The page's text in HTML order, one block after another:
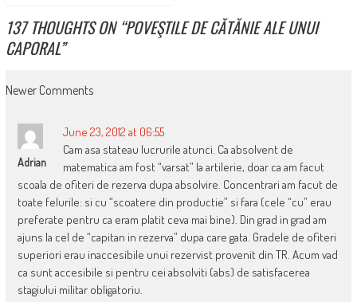
137 THOUGHTS ON “POVEŞTILE DE CĂTĂNIE ALE UNUI
CAPORAL”
COMMENT
NAVIGATION
Newer Comments
Adrian
June 23, 2012 at 06:55
Cam asa stateau lucrurile atunci. Ca absolvent de
matematica am fost “varsat” la artilerie, doar ca am facut
scoala de ofiteri de rezerva dupa absolvire. Concentrari am facut de
toate felurile: si cu “scoatere din productie” si fara (cele “cu” erau
preferate pentru ca eram platit ceva mai bine). Din grad in grad am
ajuns la cel de “capitan in rezerva” dupa care gata. Gradele de ofiteri
superiori erau inaccesibile unui rezervist provenit din TR. Acum vad
ca sunt accesibile si pentru cei absolviti (abs) de satisfacerea
stagiului militar obligatoriu.